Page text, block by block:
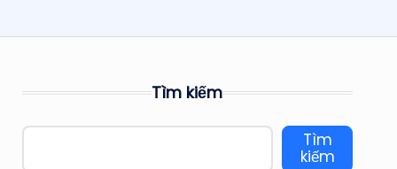
Tìm kiếm
Tìm
kiếm